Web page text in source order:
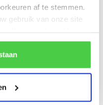
af te stemmen.
gebruik van onze site
cookies blokkeert, het
kan verstoren.
Grußkarte
Nachricht auf der Innenseite.
Diese hochwertige Karte
ist...
€2,50